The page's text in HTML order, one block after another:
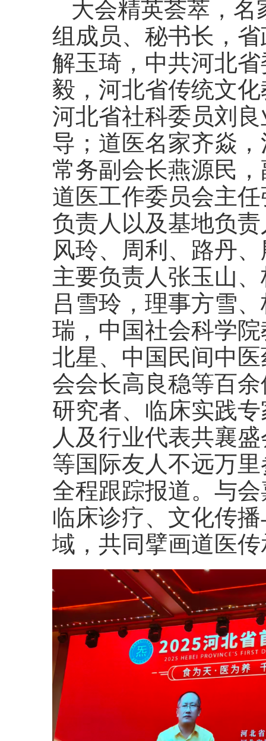
大会精英荟萃，
组成员、秘书长，
解玉琦，中共河北
毅，河北省传统文
河北省社科委员刘
导；道医名家齐焱
常务副会长燕源民
道医工作委员会主
负责人以及基地负
风玲、周利、路丹
主要负责人张玉山
吕雪玲，理事方雪
瑞，中国社会科学
北星、中国民间中
会会长高良稳等百
研究者、临床实践
人及行业代表共襄
等国际友人不远万
全程跟踪报道。与
临床诊疗、文化传
域，共同擘画道医